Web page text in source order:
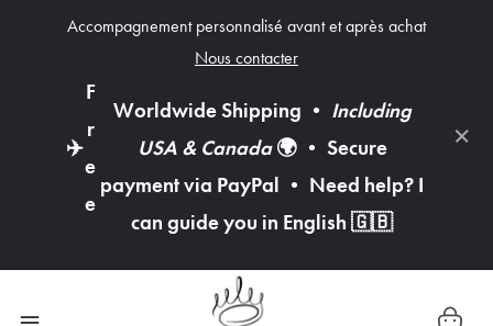
Accompagnement personnalisé avant et après achat
Nous contacter
✈️
F
r
e
e
Worldwide Shipping • Including
USA & Canada🌍 • Secure
payment via PayPal • Need help? I
can guide you in English🇬🇧
×